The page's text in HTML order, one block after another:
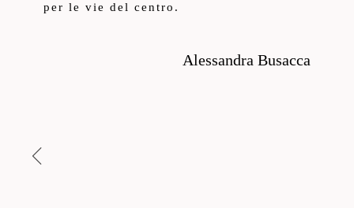
per le vie del centro.
Alessandra Busacca